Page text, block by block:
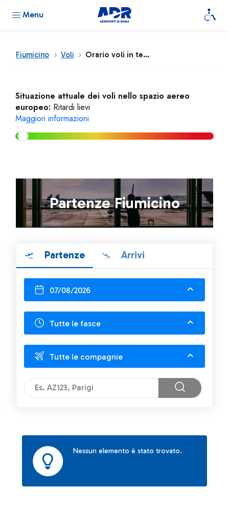
Menu
Fiumicino Voli Orario voli in tempo reale
Situazione attuale dei voli nello spazio aereo
europeo: Ritardi lievi
Maggiori informazioni
Partenze Fiumicino
Partenze Arrivi
07/08/2026
Tutte le fasce
Tutte le compagnie
Nessun elemento è stato trovato.